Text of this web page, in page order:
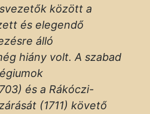
között a
és elegendő
álló
hiány volt. A szabad
és a Rákóczi-
(1711) követő